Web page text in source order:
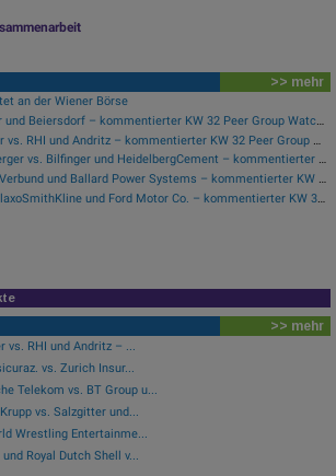
>> mehr
an der Wiener Börse
Henkel und 3M vs. Unilever und Beiersdorf – kommentierter KW 32 Peer Group Watch Konsumgüter
Saint Gobain und Wienerberger vs. Bilfinger und HeidelbergCement – kommentierter KW 32 Peer Group Watch Bau & Baustoffe
Verbio und SFC Energy vs. Verbund und Ballard Power Systems – kommentierter KW 32 Peer Group Watch Energie
ams-Osram und Intel vs. GlaxoSmithKline und Ford Motor Co. – kommentierter KW 32 Peer Group Watch Global Innovation 1000
>> mehr
vs. RHI und Andritz – ...
vs. Zurich Insur...
Telekom vs. BT Group u...
vs. Salzgitter und...
Wrestling Entertainme...
Royal Dutch Shell v...